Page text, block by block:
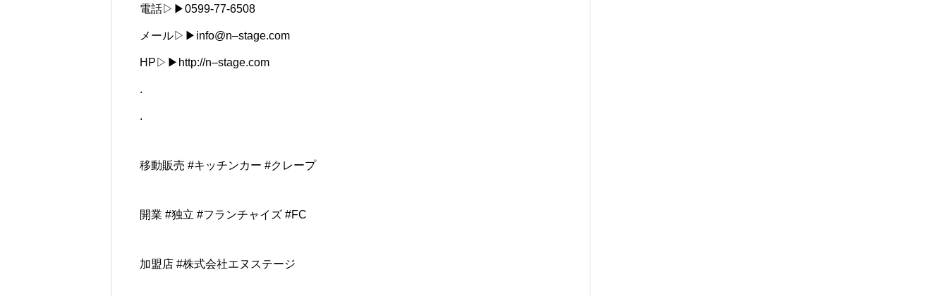
電話▷▶︎0599-77-6508
メール▷▶︎info@n–stage.com
HP▷▶︎http://n–stage.com
.
.
移動販売 #キッチンカー #クレープ
開業 #独立 #フランチャイズ #FC
加盟店 #株式会社エヌステージ